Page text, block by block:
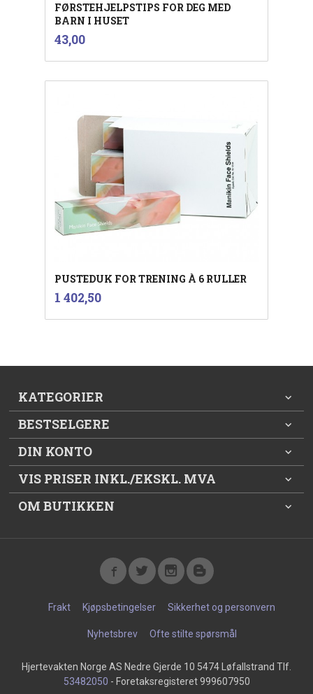
FØRSTEHJELPSTIPS FOR DEG MED
BARN I HUSET
Pris
43,00mva.
PUSTEDUK FOR TRENING À 6 RULLER
Pris
1 402,50mva.
KATEGORIER
BESTSELGERE
DIN KONTO
VIS PRISER INKL./EKSKL. MVA
OM BUTIKKEN
Frakt Kjøpsbetingelser Sikkerhet og personvern
Nyhetsbrev Ofte stilte spørsmål
Hjertevakten Norge AS Nedre Gjerde 10 5474 Løfallstrand Tlf.
53482050 - Foretaksregisteret 999607950